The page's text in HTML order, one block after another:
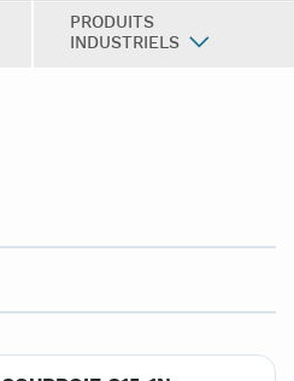
PRODUITS
INDUSTRIELS